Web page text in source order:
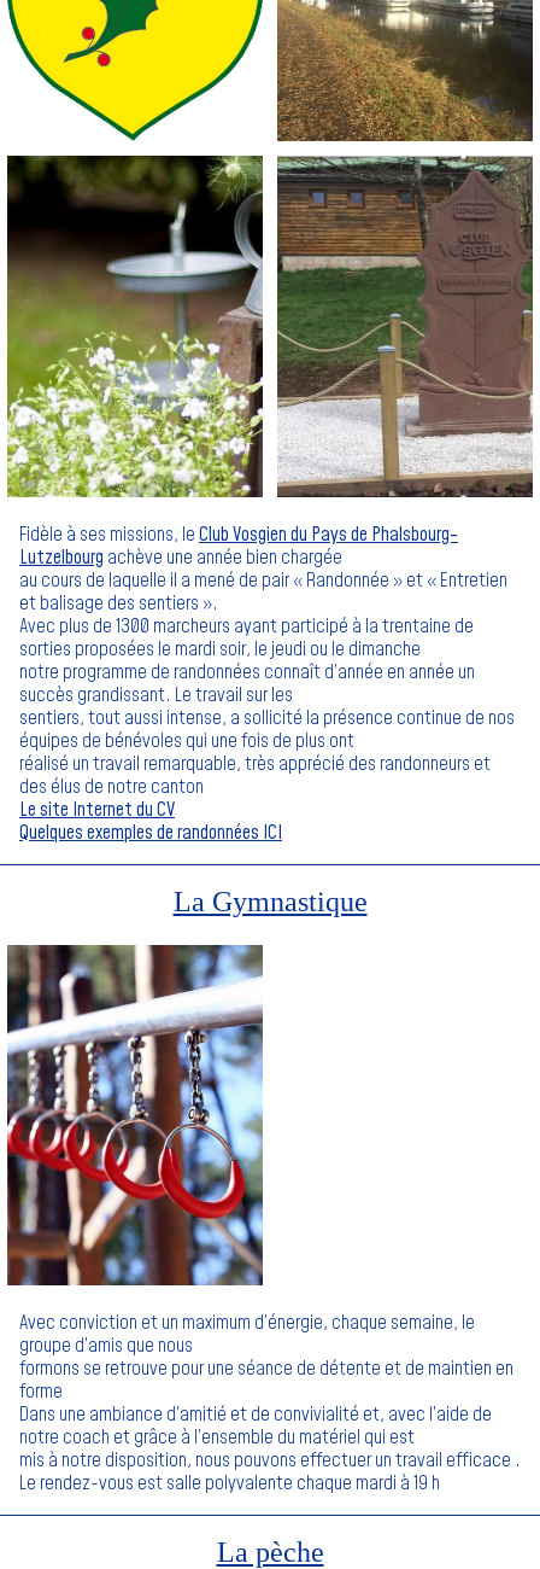
Fidèle à ses missions, leClub Vosgien du Pays de Phalsbourg-
Lutzelbourg achève une année bien chargée
au cours de laquelle il a mené de pair « Randonnée » et « Entretien
et balisage des sentiers ».
Avec plus de 1300 marcheurs ayant participé à la trentaine de
sorties proposées le mardi soir, le jeudi ou le dimanche
notre programme de randonnées connaît d’année en année un
succès grandissant. Le travail sur les
sentiers, tout aussi intense, a sollicité la présence continue de nos
équipes de bénévoles qui une fois de plus ont
réalisé un travail remarquable, très apprécié des randonneurs et
des élus de notre canton
Le site Internet du CV
Quelques exemples de randonnées ICI
La Gymnastique
Avec conviction et un maximum d’énergie, chaque semaine, le
groupe d’amis que nous
formons se retrouve pour une séance de détente et de maintien en
forme
Dans une ambiance d’amitié et de convivialité et, avec l’aide de
notre coach et grâce à l’ensemble du matériel qui est
mis à notre disposition, nous pouvons effectuer un travail efficace .
Le rendez-vous est salle polyvalente chaque mardi à 19 h
La pèche